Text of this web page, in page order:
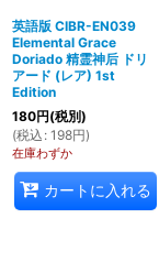
英語版 CIBR-EN039
Elemental Grace
Doriado 精霊神后 ドリ
アード (レア) 1st
Edition
180円(税別)
(税込 : 198円)
在庫わずか
カートに入れる